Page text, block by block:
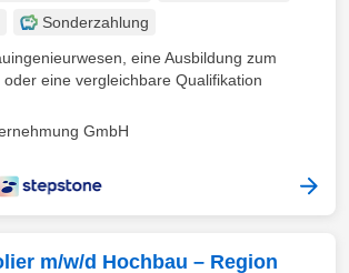
Sonderzahlung
eine Ausbildung zum
oder eine vergleichbare Qualifikation
GmbH
m/w/d Hochbau – Region